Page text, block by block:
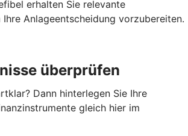
erhalten Sie relevante
Anlageentscheidung vorzubereiten.
überprüfen
Dann hinterlegen Sie Ihre
gleich hier im